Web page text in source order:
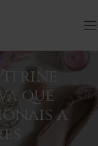
que
a